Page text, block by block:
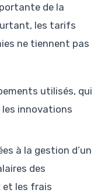
de la
les tarifs
ne tiennent pas
utilisés, qui
innovations
à la gestion d’un
des
et les frais